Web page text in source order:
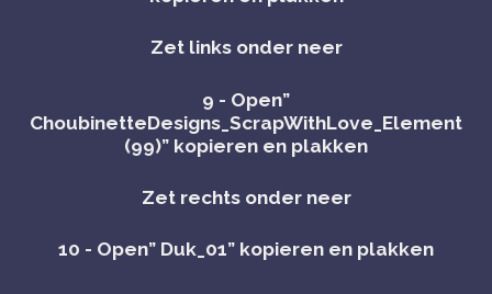
Zet links onder neer
9 - Open”
ChoubinetteDesigns_ScrapWithLove_Element
(99)” kopieren en plakken
Zet rechts onder neer
10 - Open” Duk_01” kopieren en plakken